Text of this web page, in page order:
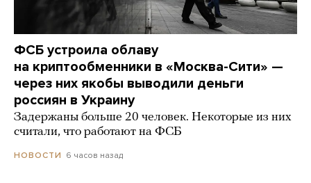
ФСБ устроила облаву
на криптообменники в «Москва-Сити» —
через них якобы выводили деньги
россиян в Украину
Задержаны больше 20 человек. Некоторые из них
считали, что работают на ФСБ
НОВОСТИ 6 часов назад